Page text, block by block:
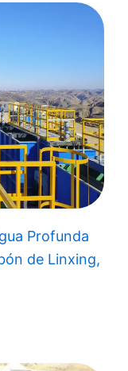
Profunda
de Linxing,